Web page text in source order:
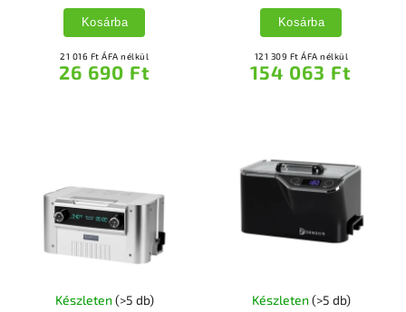
21 016 Ft ÁFA nélkül
26 690 Ft
Kosárba
121 309 Ft ÁFA nélkül
154 063 Ft
Kosárba
Készleten (>5 db) Készleten (>5 db)